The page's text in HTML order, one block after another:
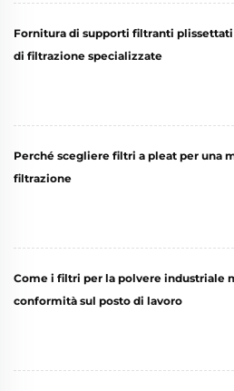
Fornitura di supporti filtranti
di filtrazione specializzate
Perché scegliere filtri a pleat per una
filtrazione
Come i filtri per la polvere industriale
conformità sul posto di lavoro